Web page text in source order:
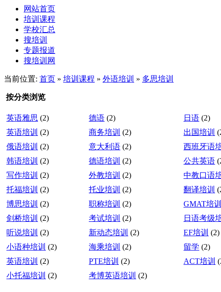
网站首页
培训课程
学校汇总
搜培训
专题报道
搜培训网
当前位置: 首页 » 培训课程 » 外语培训 » 多思培训
按分类浏览
英语雅思 (2) 德语 (2) 日语 (2)
英语培训 (2) 商务培训 (2) 出国培训
俄语培训 (2) 意大利语 (2)
西班牙语
韩语培训 (2) 德语培训 (2) 公共英语
写作培训 (2) 外教培训 (2)
中教口语
托福培训 (2) 托业培训 (2) 翻译培训
博思培训 (2) 职称培训 (2)
GMAT培
剑桥培训 (2) 考试培训 (2)
日语考级
听说培训 (2) 新动态培训 (2) EF培训 (2)
小语种培训 (2) 海乘培训 (2) 留学 (2)
英语培训 (2) PTE培训 (2) ACT培训
小托福培训 (2) 考博英语培训 (2)